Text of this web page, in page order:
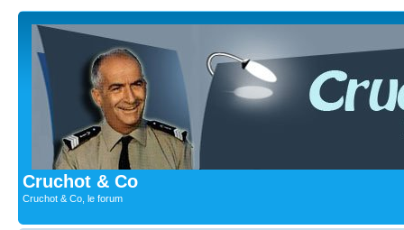
Cruchot & Co
Cruchot & Co, le forum